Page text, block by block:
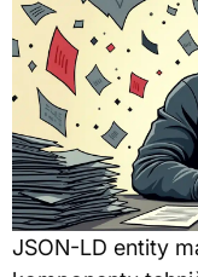
JSON-LD entity